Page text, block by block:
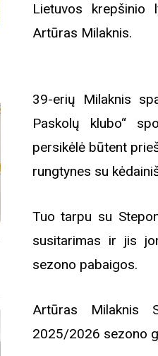
Lietuvos krepšinio
Artūras Milaknis.
39-erių Milaknis
Paskolų klubo“
persikėlė būtent
rungtynes su
Tuo tarpu su
susitarimas ir jis
sezono pabaigos.
Artūras Milaknis
2025/2026 sezono